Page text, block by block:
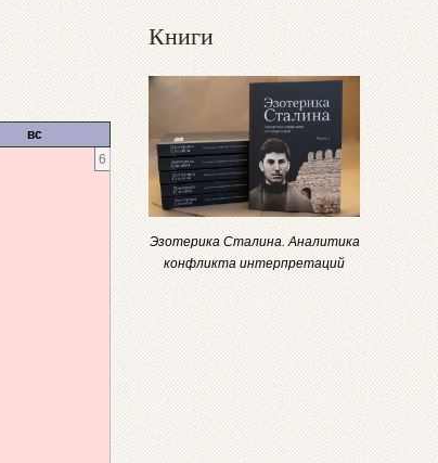
вс
6
Книги
Эзотерика Сталина. Аналитика
конфликта интерпретаций